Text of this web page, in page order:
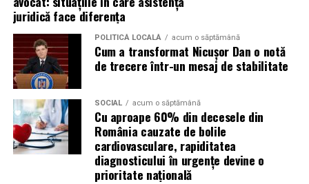
juridică face diferența
POLITICĂ LOCALĂ acum o săptămână
Cum a transformat Nicușor Dan o notă
de trecere într-un mesaj de stabilitate
SOCIAL acum o săptămână
Cu aproape 60% din decesele din
România cauzate de bolile
cardiovasculare, rapiditatea
diagnosticului în urgențe devine o
prioritate națională